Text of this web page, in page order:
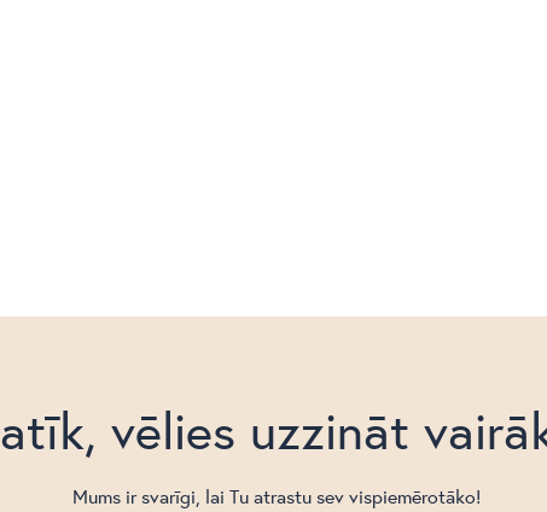
vēlies uzzināt
Mums ir svarīgi, lai Tu atrastu sev vispiemērotāko!